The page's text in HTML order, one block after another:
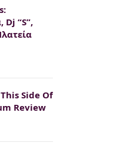
Dj “S”,
Side Of
Review